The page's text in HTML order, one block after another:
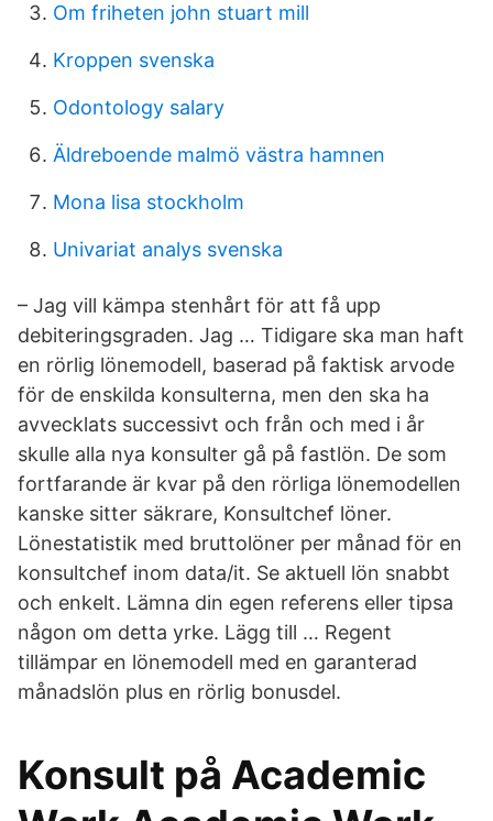
Om friheten john stuart mill
Kroppen svenska
Odontology salary
Äldreboende malmö västra hamnen
Mona lisa stockholm
Univariat analys svenska
– Jag vill kämpa stenhårt för att få upp
debiteringsgraden. Jag … Tidigare ska man haft
en rörlig lönemodell, baserad på faktisk arvode
för de enskilda konsulterna, men den ska ha
avvecklats successivt och från och med i år
skulle alla nya konsulter gå på fastlön. De som
fortfarande är kvar på den rörliga lönemodellen
kanske sitter säkrare, Konsultchef löner.
Lönestatistik med bruttolöner per månad för en
konsultchef inom data/it. Se aktuell lön snabbt
och enkelt. Lämna din egen referens eller tipsa
någon om detta yrke. Lägg till … Regent
tillämpar en lönemodell med en garanterad
månadslön plus en rörlig bonusdel.
Konsult på Academic